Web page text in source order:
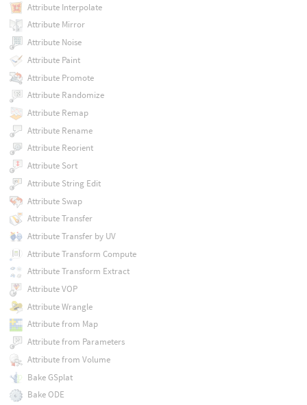
Attribute Interpolate
Attribute Mirror
Attribute Noise
Attribute Paint
Attribute Promote
Attribute Randomize
Attribute Remap
Attribute Rename
Attribute Reorient
Attribute Sort
Attribute String Edit
Attribute Swap
Attribute Transfer
Attribute Transfer by UV
Attribute Transform Compute
Attribute Transform Extract
Attribute VOP
Attribute Wrangle
Attribute from Map
Attribute from Parameters
Attribute from Volume
Bake GSplat
Bake ODE